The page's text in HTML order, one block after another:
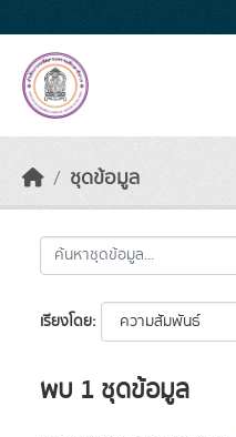
ชุดข้อมูล
เรียงโดย
พบ 1 ชุดข้อมูล